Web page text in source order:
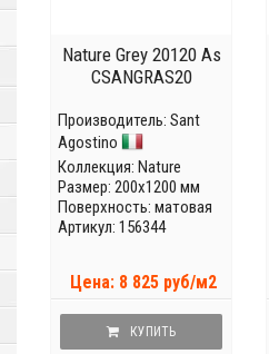
Nature Grey 20120 As
CSANGRAS20
Производитель: Sant
Agostino
Коллекция: Nature
Размер: 200x1200 мм
Поверхность: матовая
Артикул: 156344
Цена: 8 825 руб/м2
КУПИТЬ